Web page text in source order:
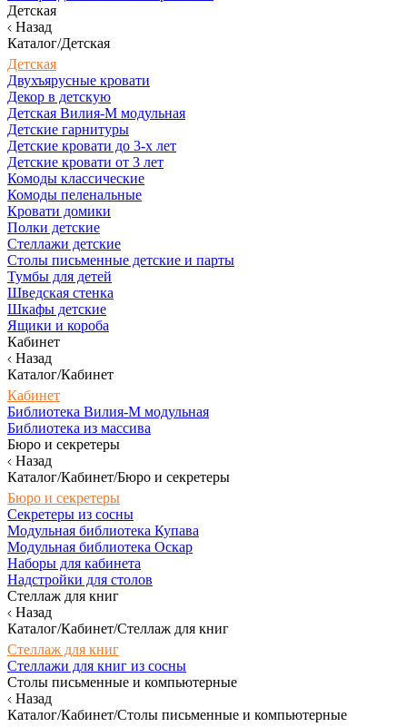
Детская
Назад
Каталог/Детская
Детская
Двухъярусные кровати
Декор в детскую
Детская Вилия-М модульная
Детские гарнитуры
Детские кровати до 3-х лет
Детские кровати от 3 лет
Комоды классические
Комоды пеленальные
Кровати домики
Полки детские
Стеллажи детские
Столы письменные детские и парты
Тумбы для детей
Шведская стенка
Шкафы детские
Ящики и короба
Кабинет
Назад
Каталог/Кабинет
Кабинет
Библиотека Вилия-М модульная
Библиотека из массива
Бюро и секретеры
Назад
Каталог/Кабинет/Бюро и секретеры
Бюро и секретеры
Секретеры из сосны
Модульная библиотека Купава
Модульная библиотека Оскар
Наборы для кабинета
Надстройки для столов
Стеллаж для книг
Назад
Каталог/Кабинет/Стеллаж для книг
Стеллаж для книг
Стеллажи для книг из сосны
Столы письменные и компьютерные
Назад
Каталог/Кабинет/Столы письменные и компьютерные